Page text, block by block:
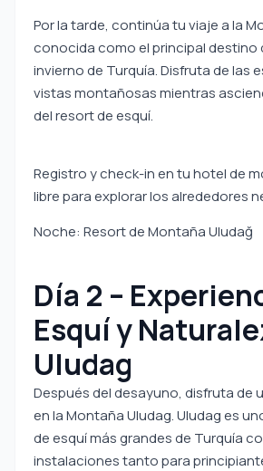
Por la tarde, continúa tu viaje a la
conocida como el principal destino
invierno de Turquía. Disfruta de las
vistas montañosas mientras
del resort de esquí.
Registro y check-in en tu hotel de
libre para explorar los alrededores
Noche: Resort de Montaña Uludağ
Día 2 –
Esquí y
Uludag
Después del desayuno, disfruta de
en la Montaña Uludag. Uludag es
de esquí más grandes de Turquía
instalaciones tanto para